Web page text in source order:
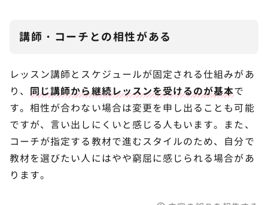
講師・コーチとの相性がある
レッスン講師とスケジュールが固定される仕組みがあ
り、 同じ講師から継続レッスンを受けるのが基本で
す。相性が合わない場合は変更を申し出ることも可能
ですが、言い出しにくいと感じる人もいます。また、
コーチが指定する教材で進むスタイルのため、自分で
教材を選びたい人にはやや窮屈に感じられる場合があ
ります。